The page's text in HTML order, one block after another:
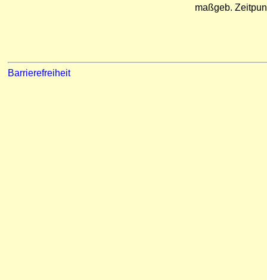
maßgeb.
Barrierefreiheit